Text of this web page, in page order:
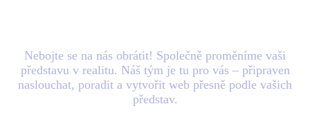
Nebojte se na nás obrátit! Společně proměníme vaši
představu v realitu. Náš tým je tu pro vás – připraven
naslouchat, poradit a vytvořit web přesně podle vašich
představ.